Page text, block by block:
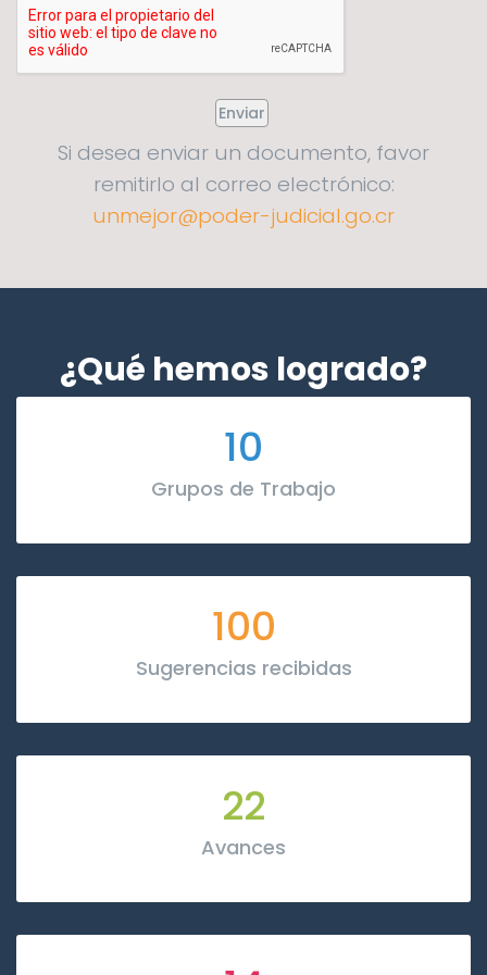
Si desea enviar un documento, favor
remitirlo al correo electrónico:
unmejor@poder-judicial.go.cr
¿Qué hemos logrado?
10
Grupos de Trabajo
100
Sugerencias recibidas
22
Avances